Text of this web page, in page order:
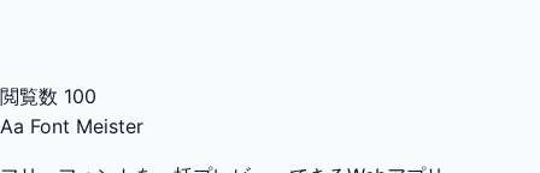
閲覧数 100
Aa Font Meister